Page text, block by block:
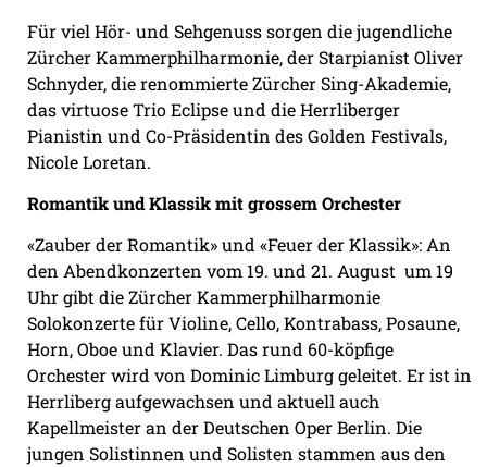
Für viel Hör- und Sehgenuss sorgen die jugendliche
Zürcher Kammerphilharmonie, der Starpianist Oliver
Schnyder, die renommierte Zürcher Sing-Akademie,
das virtuose Trio Eclipse und die Herrliberger
Pianistin und Co-Präsidentin des Golden Festivals,
Nicole Loretan.
Romantik und Klassik mit grossem Orchester
«Zauber der Romantik» und «Feuer der Klassik»: An
den Abendkonzerten vom 19. und 21. August um 19
Uhr gibt die Zürcher Kammerphilharmonie
Solokonzerte für Violine, Cello, Kontrabass, Posaune,
Horn, Oboe und Klavier. Das rund 60-köpfige
Orchester wird von Dominic Limburg geleitet. Er ist in
Herrliberg aufgewachsen und aktuell auch
Kapellmeister an der Deutschen Oper Berlin. Die
jungen Solistinnen und Solisten stammen aus den